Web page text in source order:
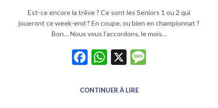
Est-ce encore la trêve ? Ce sont les Seniors 1 ou 2 qui
joueront ce week-end ? En coupe, ou bien en championnat ?
Bon… Nous vous l’accordons, le mois…
Facebook
WhatsApp
X
CONTINUER À LIRE